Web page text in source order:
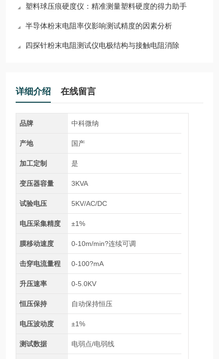
塑料球压痕硬度仪：精准测量塑料硬度的得力助手
半导体粉末电阻率仪影响测试精度的因素分析
四探针粉末电阻测试仪电极结构与接触电阻消除
详细介绍 在线留言
品牌 中科微纳
产地 国产
加工定制 是
变压器容量 3KVA
试验电压 5KV/AC/DC
电压采集精度 ±1%
膜移动速度 0-10m/min?连续可调
击穿电流量程 0-100?mA
升压速率 0-5.0KV
恒压保持 自动保持恒压
电压波动度 ±1%
测试数据 电弱点/电弱线